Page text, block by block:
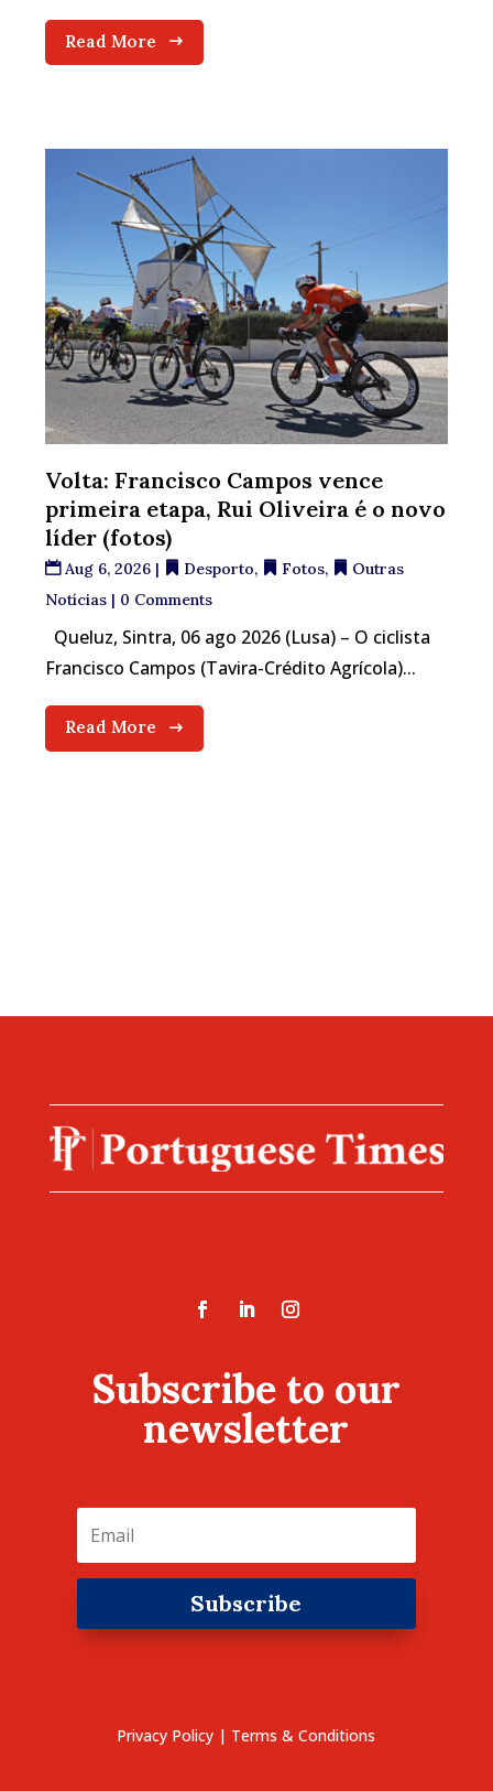
Read More
Volta: Francisco Campos vence
primeira etapa, Rui Oliveira é o novo
líder (fotos)
Aug 6, 2026 | Desporto, Fotos,
Outras
Notícias | 0 Comments
Queluz, Sintra, 06 ago 2026 (Lusa) – O ciclista
Francisco Campos (Tavira-Crédito Agrícola)...
Read More
Subscribe to our
newsletter
Subscribe
Privacy Policy | Terms & Conditions